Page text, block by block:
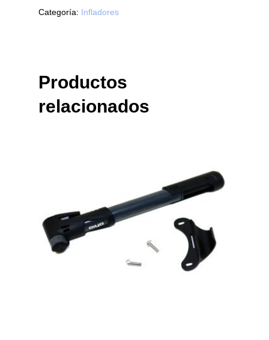
Categoría: Infladores
Productos
relacionados